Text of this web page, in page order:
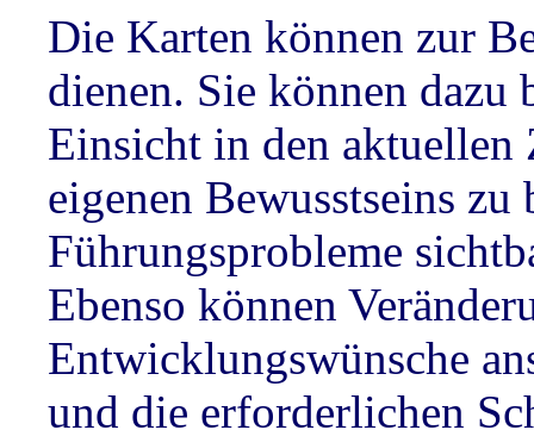
Die Karten können zur
dienen. Sie können dazu
Einsicht in den aktuellen
eigenen Bewusstseins zu
Führungsprobleme
Ebenso können
Entwicklungswünsche
und die erforderlichen